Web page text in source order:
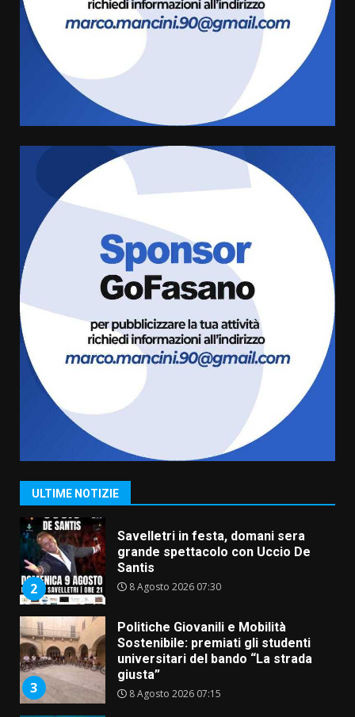
ULTIME NOTIZIE
“I Contestatori: Musica di
Rivoluzione”: nuovo
appuntamento con “Fasano in
Banda”
amarezza per esclusione dal
campionato di calcio”
7 Agosto 2026 06:00
Fasanese ferito a colpi di arma
da fuoco
6 Agosto 2026 18:13
Carta d’identità: continua il piano
di aperture straordinarie del
Comune di Fasano
6 Agosto 2026 14:16
1
La Banda Città di Fasano apre
ufficialmente la Festa di
2
Savelletri in festa, domani sera
grande spettacolo con Uccio De
Santis
8 Agosto 2026 07:30
3
Politiche Giovanili e Mobilità
Sostenibile: premiati gli studenti
universitari del bando “La strada
giusta”
8 Agosto 2026 07:15